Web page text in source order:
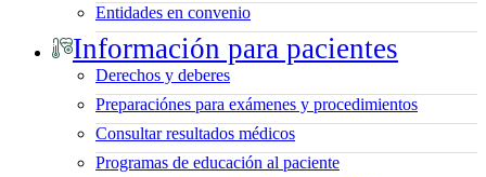
Entidades en convenio
Información para pacientes
Derechos y deberes
Preparaciónes para exámenes y procedimientos
Consultar resultados médicos
Programas de educación al paciente